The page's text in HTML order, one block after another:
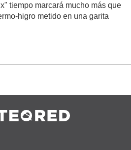
tiempo marcará mucho más que
higro metido en una garita